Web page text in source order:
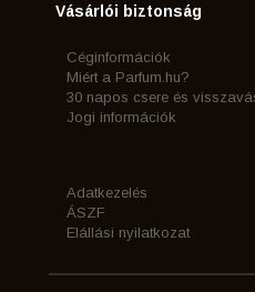
Vásárlói biztonság
Céginformációk
Miért a Parfum.hu?
30 napos csere és
Jogi információk
Adatkezelés
ÁSZF
Elállási nyilatkozat